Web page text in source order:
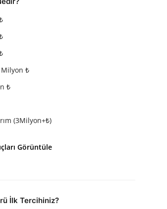
₺
₺
(3Milyon+₺)
Görüntüle
İlk Tercihiniz?